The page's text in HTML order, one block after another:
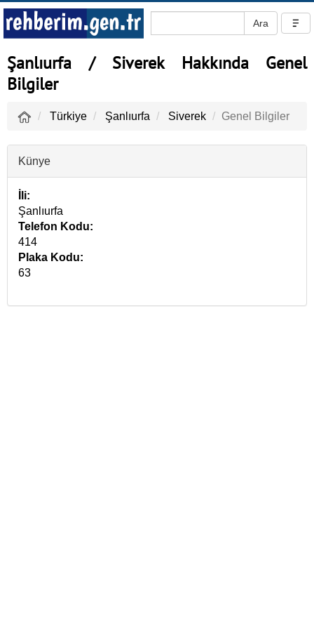
Şanlıurfa / Siverek Hakkında Genel
Bilgiler
Türkiye Şanlıurfa Siverek Genel Bilgiler
Künye
İli:
Şanlıurfa
Telefon Kodu:
414
Plaka Kodu:
63